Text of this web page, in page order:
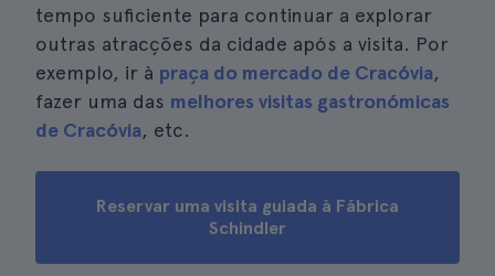
tempo suficiente para continuar a explorar
outras atracções da cidade após a visita. Por
exemplo, ir à praça do mercado de Cracóvia,
fazer uma das melhores visitas gastronómicas
de Cracóvia, etc.
Reservar uma visita guiada à Fábrica
Schindler